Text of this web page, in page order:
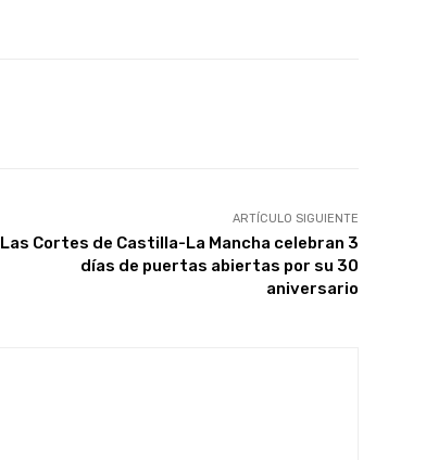
ARTÍCULO SIGUIENTE
Las Cortes de Castilla-La Mancha celebran 3
días de puertas abiertas por su 30
aniversario